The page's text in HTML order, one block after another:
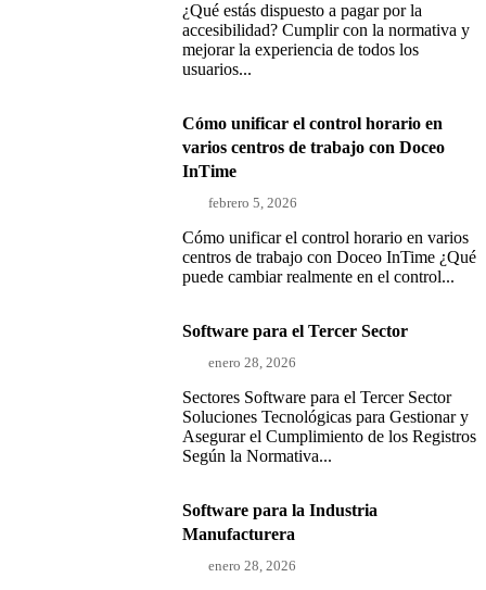
¿Qué estás dispuesto a pagar por la
accesibilidad? Cumplir con la normativa y
mejorar la experiencia de todos los
usuarios...
Cómo unificar el control horario en
varios centros de trabajo con Doceo
InTime
febrero 5, 2026
Cómo unificar el control horario en varios
centros de trabajo con Doceo InTime ¿Qué
puede cambiar realmente en el control...
Software para el Tercer Sector
enero 28, 2026
Sectores Software para el Tercer Sector
Soluciones Tecnológicas para Gestionar y
Asegurar el Cumplimiento de los Registros
Según la Normativa...
Software para la Industria
Manufacturera
enero 28, 2026